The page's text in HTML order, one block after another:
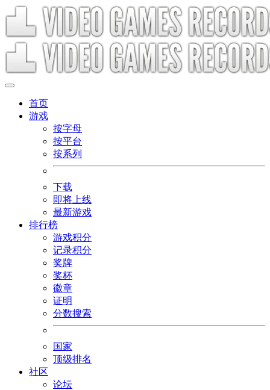
首页
游戏
按字母
按平台
按系列
下载
即将上线
最新游戏
排行榜
游戏积分
记录积分
奖牌
奖杯
徽章
证明
分数搜索
国家
顶级排名
社区
论坛